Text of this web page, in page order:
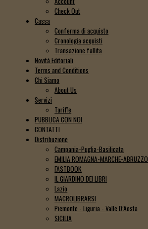
Check Out
Cassa
Conferma di acquisto
Cronologia acquisti
Transazione fallita
Novità Editoriali
Terms and Conditions
Chi Siamo
About Us
Servizi
Tariffe
PUBBLICA CON NOI
CONTATTI
Distribuzione
Campania-Puglia-Basilicata
EMILIA ROMAGNA-MARCHE-ABRUZZO
FASTBOOK
IL GIARDINO DEI LIBRI
Lazio
MACROLIBRARSI
Piemonte - Liguria - Valle D’Aosta
SICILIA